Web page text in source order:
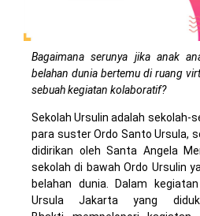
Bagaimana serunya jika anak
belahan dunia bertemu di ruang
sebuah kegiatan kolaboratif?
Sekolah Ursulin adalah sekolah-
para suster Ordo Santo Ursula,
didirikan oleh Santa Angela
sekolah di bawah Ordo Ursulin
belahan dunia. Dalam
Ursula Jakarta yang